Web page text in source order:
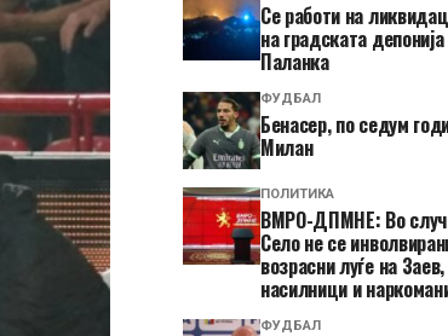
Се работи на
на градската
Паланка
ФУДБАЛ
Бенасер, по седум
Милан
ПОЛИТИКА
ВМРО-ДПМНЕ: Во
Село не се
возрасни луѓе на
насилници и
ФУДБАЛ